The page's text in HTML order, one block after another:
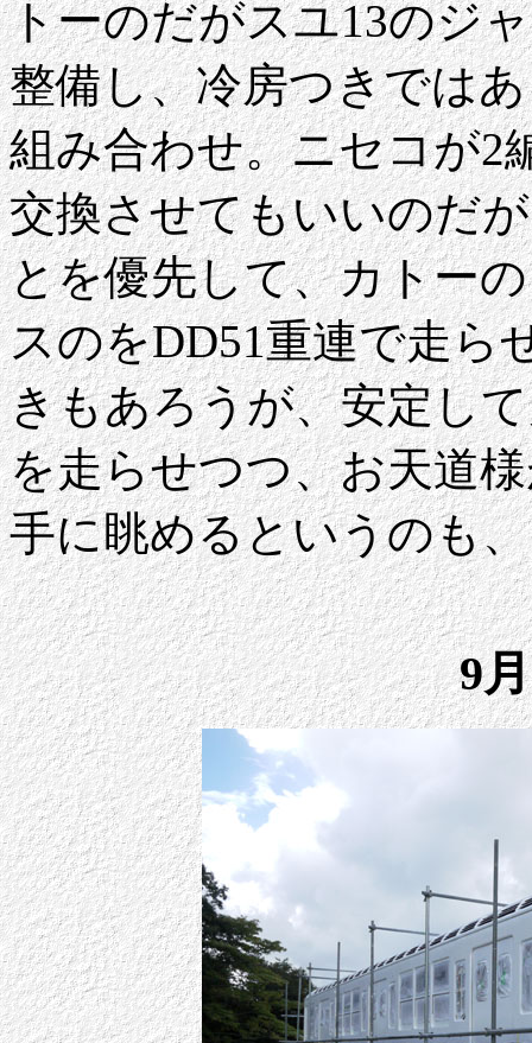
トーのだがスユ13のジ
整備し、冷房つきでは
組み合わせ。ニセコが2
交換させてもいいのだ
とを優先して、カトー
スのをDD51重連で走ら
きもあろうが、安定し
を走らせつつ、お天道
手に眺めるというのも
9